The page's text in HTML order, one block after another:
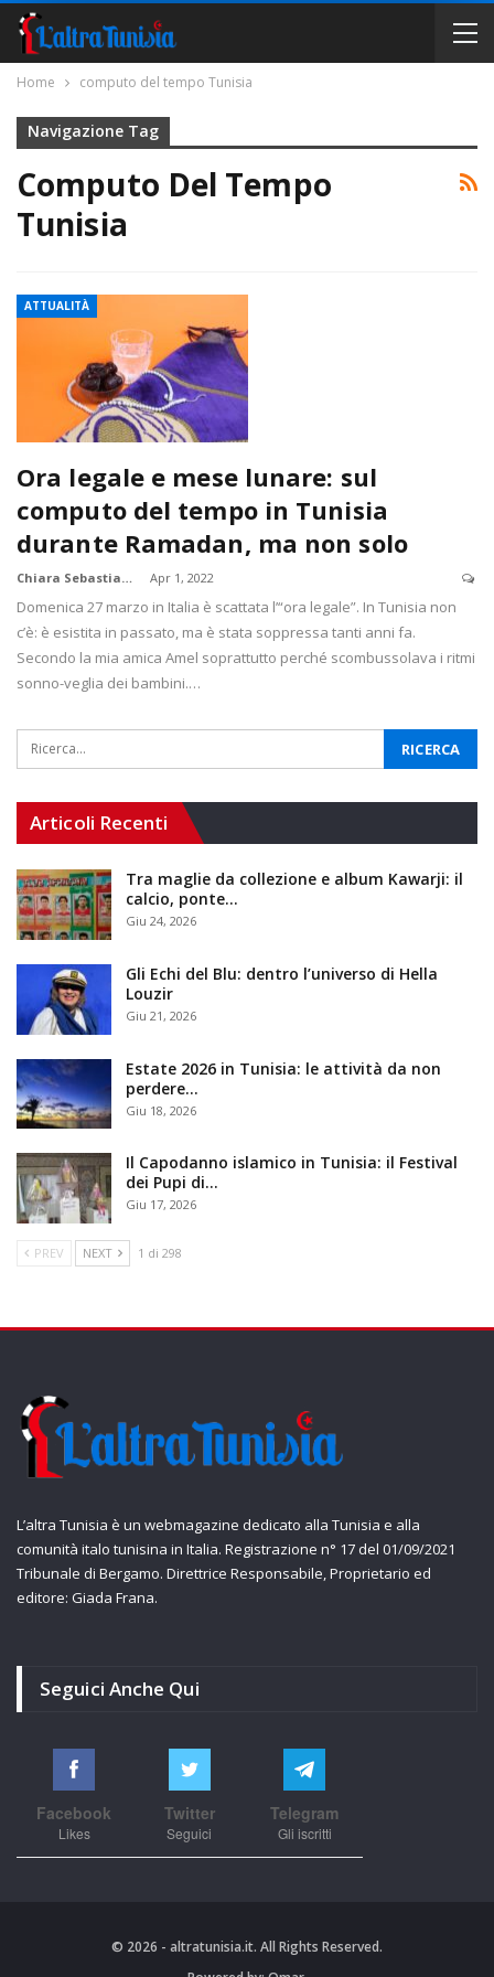
Home computo del tempo Tunisia
Navigazione Tag
Computo Del Tempo
Tunisia
ATTUALITÀ
Ora legale e mese lunare: sul
computo del tempo in Tunisia
durante Ramadan, ma non solo
Chiara Sebastiani Apr 1, 2022
Domenica 27 marzo in Italia è scattata l’“ora legale”. In Tunisia non
c’è: è esistita in passato, ma è stata soppressa tanti anni fa.
Secondo la mia amica Amel soprattutto perché scombussolava i ritmi
sonno-veglia dei bambini.…
Articoli Recenti
Tra maglie da collezione e album Kawarji: il
calcio, ponte…
Giu 24, 2026
Gli Echi del Blu: dentro l’universo di Hella
Louzir
Giu 21, 2026
Estate 2026 in Tunisia: le attività da non
perdere…
Giu 18, 2026
Il Capodanno islamico in Tunisia: il Festival
dei Pupi di…
Giu 17, 2026
PREV NEXT 1 di 298
L’altra Tunisia è un webmagazine dedicato alla Tunisia e alla
comunità italo tunisina in Italia. Registrazione n° 17 del 01/09/2021
Tribunale di Bergamo. Direttrice Responsabile, Proprietario ed
editore: Giada Frana.
Seguici Anche Qui
Facebook
Likes
Twitter
Seguici
Telegram
Gli iscritti
© 2026 - altratunisia.it. All Rights Reserved.